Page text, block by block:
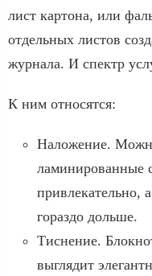
лист картона, или
отдельных листов
журнала. И спектр
К ним относятся:
Наложение.
ламинированные
привлекательно,
гораздо дольше.
Тиснение.
выглядит